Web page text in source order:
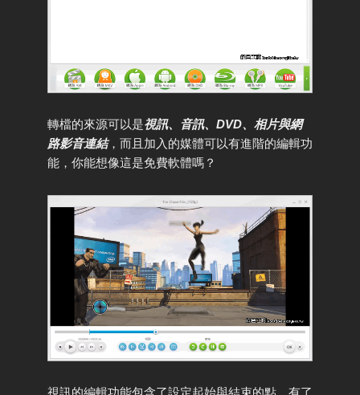
轉檔的來源可以是視訊、音訊、DVD、相片與網
路影音連結，而且加入的媒體可以有進階的編輯功
能，你能想像這是免費軟體嗎？
視訊的編輯功能包含了設定起始與結束的點，有了